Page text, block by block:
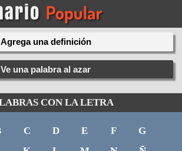
Agrega una definición
Ve una palabra al azar
CON LA LETRA
C D E F
G